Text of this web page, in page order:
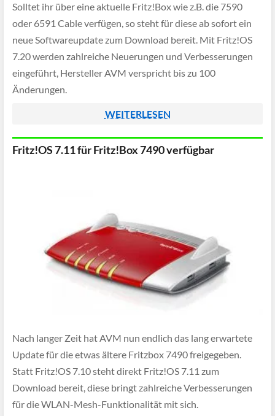
Solltet ihr über eine aktuelle Fritz!Box wie z.B. die 7590
oder 6591 Cable verfügen, so steht für diese ab sofort ein
neue Softwareupdate zum Download bereit. Mit Fritz!OS
7.20 werden zahlreiche Neuerungen und Verbesserungen
eingeführt, Hersteller AVM verspricht bis zu 100
Änderungen.
WEITERLESEN
Fritz!OS 7.11 für Fritz!Box 7490 verfügbar
Nach langer Zeit hat AVM nun endlich das lang erwartete
Update für die etwas ältere Fritzbox 7490 freigegeben.
Statt Fritz!OS 7.10 steht direkt Fritz!OS 7.11 zum
Download bereit, diese bringt zahlreiche Verbesserungen
für die WLAN-Mesh-Funktionalität mit sich.